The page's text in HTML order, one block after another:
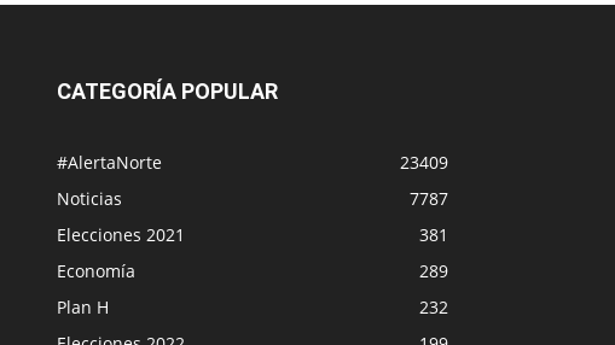
CATEGORÍA POPULAR
#AlertaNorte
23409
Noticias
7787
Elecciones 2021
381
Economía
289
Plan H
232